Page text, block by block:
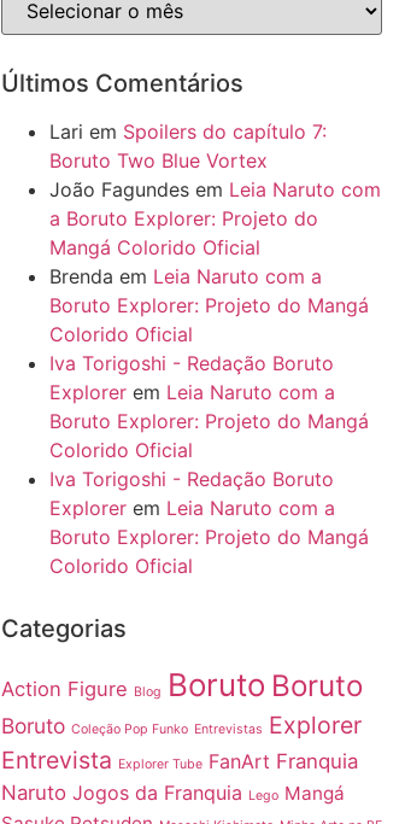
Últimos Comentários
Lari em Spoilers do capítulo 7:
Boruto Two Blue Vortex
João Fagundes em Leia Naruto com
a Boruto Explorer: Projeto do
Mangá Colorido Oficial
Brenda em Leia Naruto com a
Boruto Explorer: Projeto do Mangá
Colorido Oficial
Iva Torigoshi - Redação Boruto
Explorer em Leia Naruto com a
Boruto Explorer: Projeto do Mangá
Colorido Oficial
Iva Torigoshi - Redação Boruto
Explorer em Leia Naruto com a
Boruto Explorer: Projeto do Mangá
Colorido Oficial
Categorias
Action Figure Blog Boruto Boruto
Boruto Coleção Pop Funko Entrevistas Explorer
Entrevista Explorer Tube FanArt Franquia
Naruto Jogos da Franquia Lego Mangá